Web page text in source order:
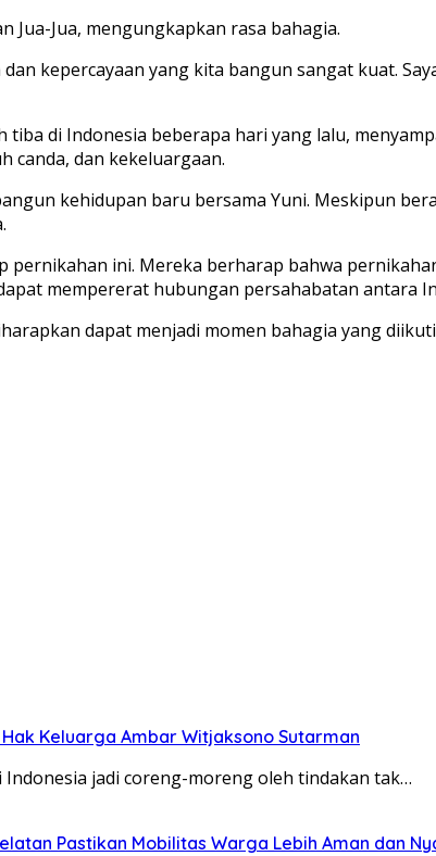
Jua-Jua, mengungkapkan rasa bahagia.
kepercayaan yang kita bangun sangat kuat.
di Indonesia beberapa hari yang lalu,
canda, dan kekeluargaan.
kehidupan baru bersama Yuni. Meskipun
ini. Mereka berharap bahwa
mempererat hubungan persahabatan antara
dapat menjadi momen bahagia yang
Keluarga Ambar Witjaksono Sutarman
Indonesia jadi coreng-moreng oleh tindakan tak…
Pastikan Mobilitas Warga Lebih Aman dan